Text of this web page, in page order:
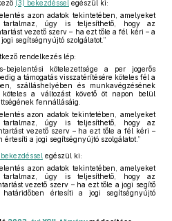
(3) bekezdéssel egészül ki:
azon adatok tekintetében, amelyeket
tartalmaz, úgy is teljesíthető, hogy az
vezető szerv – ha ezt tőle a fél kéri – a
segítségnyújtó szolgálatot.”
rendelkezés lép:
kötelezettsége a per jogerős
a támogatás visszatérítésére köteles fél a
szálláshelyében és munkavégzésének
köteles a változást követő öt napon belül
fennállásáig.
azon adatok tekintetében, amelyeket
tartalmaz, úgy is teljesíthető, hogy az
vezető szerv – ha ezt tőle a fél kéri –
értesíti a jogi segítségnyújtó szolgálatot.”
egészül ki:
azon adatok tekintetében, amelyeket
tartalmaz, úgy is teljesíthető, hogy az
vezető szerv – ha ezt tőle a jogi segítő
értesíti a jogi segítségnyújtó